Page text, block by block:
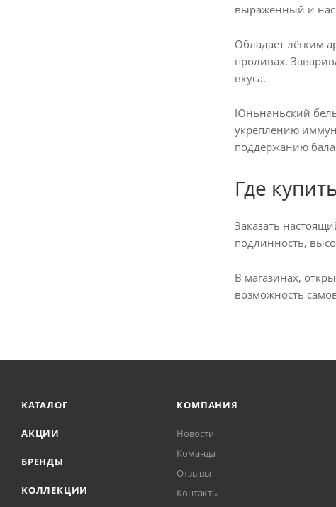
выраженный и
Обладает лёгким
проливах.
вкуса.
Юньнаньский
укреплению
поддержанию
Где купить
Заказать
подлинность,
В магазинах,
возможность
КАТАЛОГ
АКЦИИ
БРЕНДЫ
КОЛЛЕКЦИИ
КОМПАНИЯ
Новости
Команда
Отзывы
Контакты